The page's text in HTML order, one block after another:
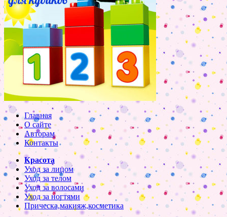
Главная
О сайте
Авторам
Контакты
Красота
Уход за лицом
Уход за телом
Уход за волосами
Уход за ногтями
Прическа,макияж,косметика